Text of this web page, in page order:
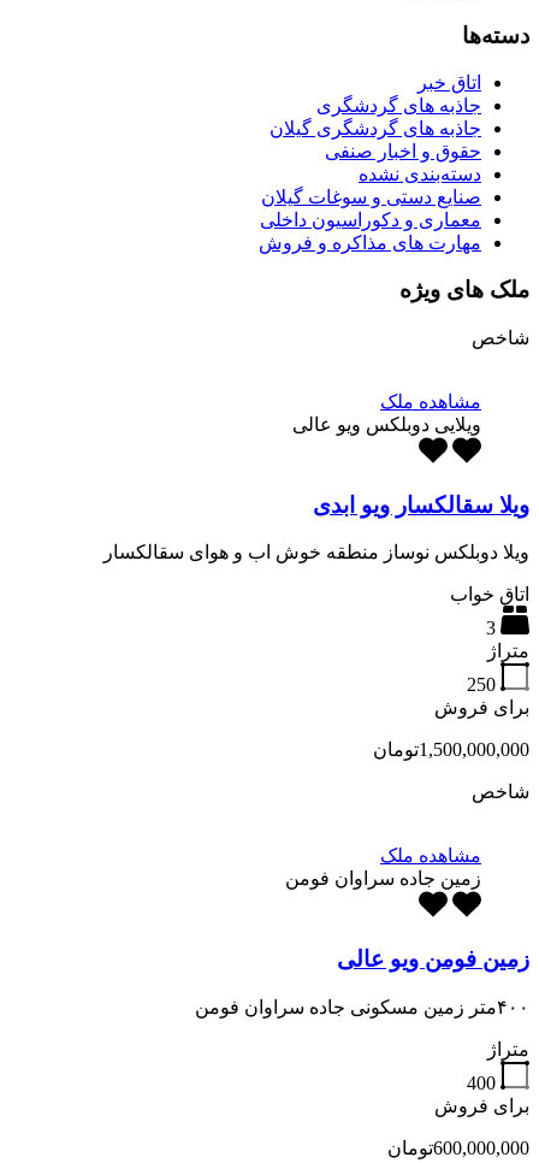
دسته‌ها
اتاق خبر
جاذبه های گردشگری
جاذبه های گردشگری گیلان
حقوق و اخبار صنفی
دسته‌بندی نشده
صنایع دستی و سوغات گیلان
معماری و دکوراسیون داخلی
مهارت های مذاکره و فروش
ملک های ویژه
شاخص
مشاهده ملک
ویلایی دوبلکس ویو عالی
ویلا سقالکسار ویو ابدی
ویلا دوبلکس نوساز منطقه خوش اب و هوای سقالکسار
اتاق خواب
3
متراژ
250
برای فروش
1,500,000,000تومان
شاخص
مشاهده ملک
زمین جاده سراوان فومن
زمین فومن ویو عالی
۴۰۰متر زمین مسکونی جاده سراوان فومن
متراژ
400
برای فروش
600,000,000تومان